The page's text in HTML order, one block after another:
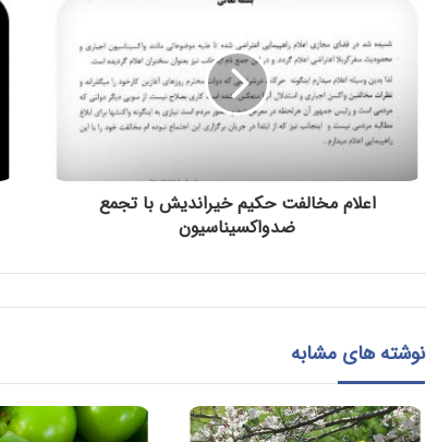
اعلام مخالفت حکیم خیراندیش با تجمع
ضدواکسیناسیون
نوشته های مشابه